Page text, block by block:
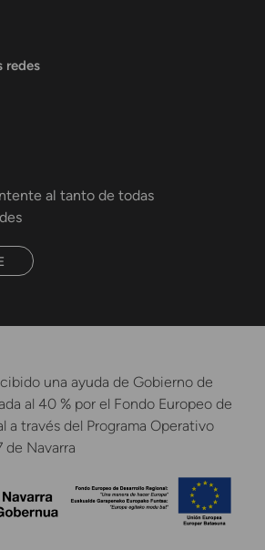
redes
al tanto de todas
una ayuda de Gobierno de
al 40 % por el Fondo Europeo de
a través del Programa Operativo
de Navarra